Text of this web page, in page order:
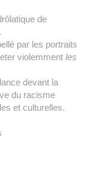
de
par les portraits
violemment les
devant la
du racisme
et culturelles.